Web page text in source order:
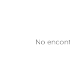
No